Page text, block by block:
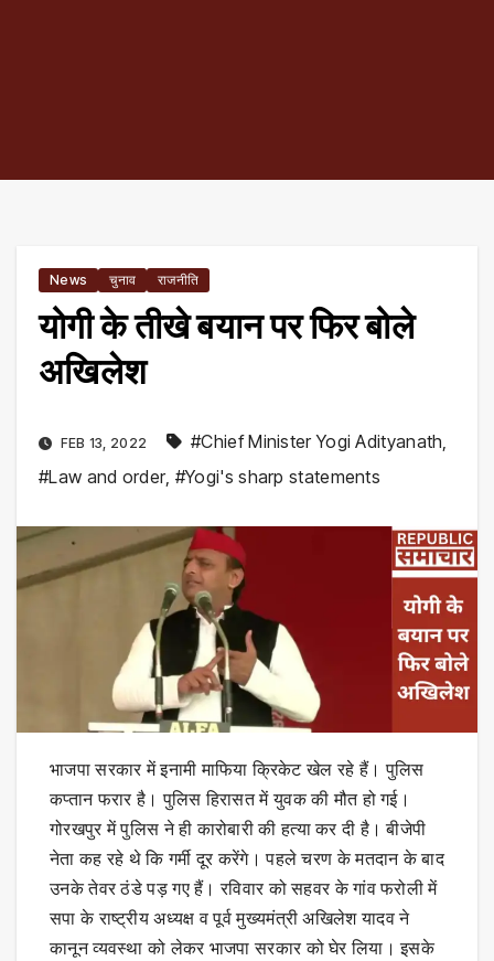
News चुनाव राजनीति
योगी के तीखे बयान पर फिर बोले
अखिलेश
FEB 13, 2022 #Chief Minister Yogi Adityanath,
#Law and order, #Yogi's sharp statements
भाजपा सरकार में इनामी माफिया क्रिकेट खेल रहे हैं। पुलिस
कप्तान फरार है। पुलिस हिरासत में युवक की मौत हो गई।
गोरखपुर में पुलिस ने ही कारोबारी की हत्या कर दी है। बीजेपी
नेता कह रहे थे कि गर्मी दूर करेंगे। पहले चरण के मतदान के बाद
उनके तेवर ठंडे पड़ गए हैं। रविवार को सहवर के गांव फरोली में
सपा के राष्ट्रीय अध्यक्ष व पूर्व मुख्यमंत्री अखिलेश यादव ने
कानून व्यवस्था को लेकर भाजपा सरकार को घेर लिया। इसके